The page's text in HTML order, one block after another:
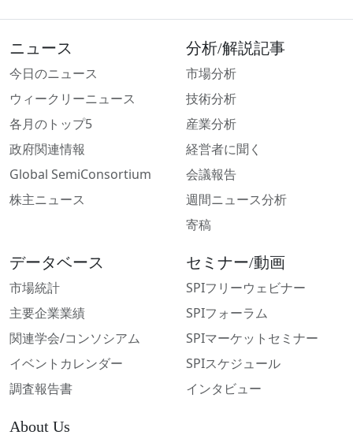
ニュース
今日のニュース
ウィークリーニュース
各月のトップ5
政府関連情報
Global SemiConsortium
株主ニュース
分析/解説記事
市場分析
技術分析
産業分析
経営者に聞く
会議報告
週間ニュース分析
寄稿
データベース
市場統計
主要企業業績
関連学会/コンソシアム
イベントカレンダー
調査報告書
セミナー/動画
SPIフリーウェビナー
SPIフォーラム
SPIマーケットセミナー
SPIスケジュール
インタビュー
About Us